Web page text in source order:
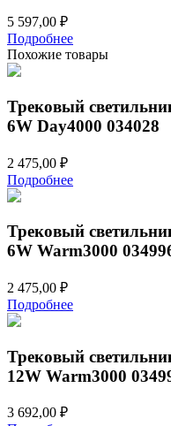
5 597,00 ₽
Подробнее
Похожие товары
Трековый
6W Day4000 034028
2 475,00 ₽
Подробнее
Трековый
6W Warm3000
2 475,00 ₽
Подробнее
Трековый
12W Warm3000
3 692,00 ₽